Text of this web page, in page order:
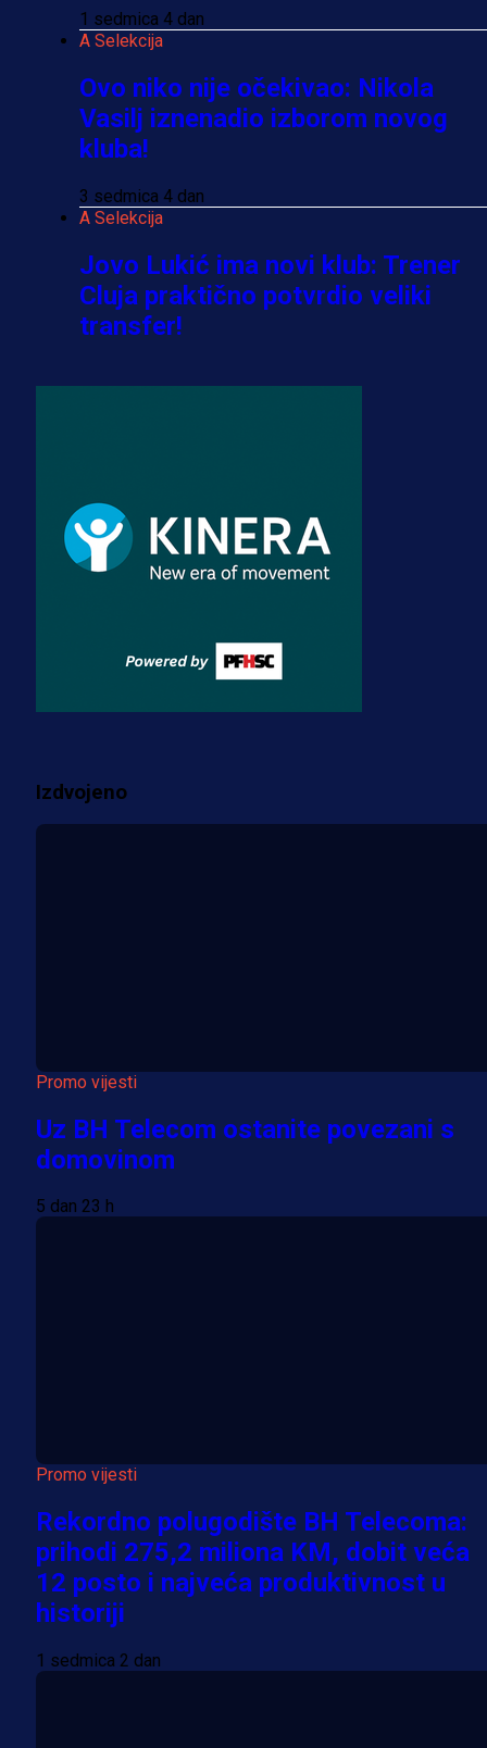
1 sedmica 4 dan
A Selekcija
Ovo niko nije očekivao: Nikola
Vasilj iznenadio izborom novog
kluba!
3 sedmica 4 dan
A Selekcija
Jovo Lukić ima novi klub: Trener
Cluja praktično potvrdio veliki
transfer!
transfer!?
3 sedmica 3 dan
A Selekcija
Fudbaler Olympiacosa želi obući
Izdvojeno
Promo vijesti
Uz BH Telecom ostanite povezani s
domovinom
5 dan 23 h
Promo vijesti
Rekordno polugodište BH Telecoma:
prihodi 275,2 miliona KM, dobit veća
12 posto i najveća produktivnost u
historiji
1 sedmica 2 dan